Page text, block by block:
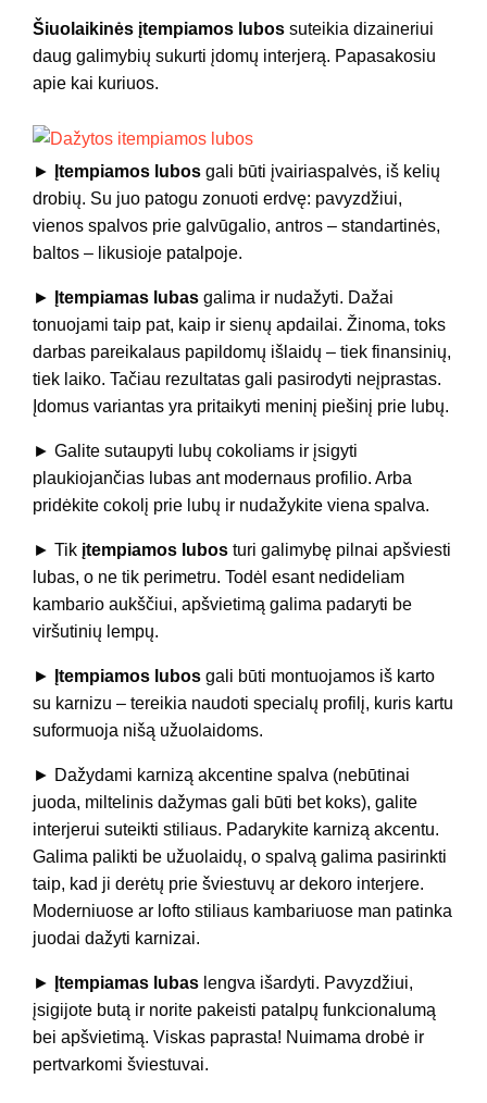
Šiuolaikinės įtempiamos lubos suteikia dizaineriui
daug galimybių sukurti įdomų interjerą. Papasakosiu
apie kai kuriuos.
► Įtempiamos lubos gali būti įvairiaspalvės, iš kelių
drobių. Su juo patogu zonuoti erdvę: pavyzdžiui,
vienos spalvos prie galvūgalio, antros – standartinės,
baltos – likusioje patalpoje.
► Įtempiamas lubas galima ir nudažyti. Dažai
tonuojami taip pat, kaip ir sienų apdailai. Žinoma, toks
darbas pareikalaus papildomų išlaidų – tiek finansinių,
tiek laiko. Tačiau rezultatas gali pasirodyti neįprastas.
Įdomus variantas yra pritaikyti meninį piešinį prie lubų.
► Galite sutaupyti lubų cokoliams ir įsigyti
plaukiojančias lubas ant modernaus profilio. Arba
pridėkite cokolį prie lubų ir nudažykite viena spalva.
► Tik įtempiamos lubos turi galimybę pilnai apšviesti
lubas, o ne tik perimetru. Todėl esant nedideliam
kambario aukščiui, apšvietimą galima padaryti be
viršutinių lempų.
► Įtempiamos lubos gali būti montuojamos iš karto
su karnizu – tereikia naudoti specialų profilį, kuris kartu
suformuoja nišą užuolaidoms.
► Dažydami karnizą akcentine spalva (nebūtinai
juoda, miltelinis dažymas gali būti bet koks), galite
interjerui suteikti stiliaus. Padarykite karnizą akcentu.
Galima palikti be užuolaidų, o spalvą galima pasirinkti
taip, kad ji derėtų prie šviestuvų ar dekoro interjere.
Moderniuose ar lofto stiliaus kambariuose man patinka
juodai dažyti karnizai.
► Įtempiamas lubas lengva išardyti. Pavyzdžiui,
įsigijote butą ir norite pakeisti patalpų funkcionalumą
bei apšvietimą. Viskas paprasta! Nuimama drobė ir
pertvarkomi šviestuvai.